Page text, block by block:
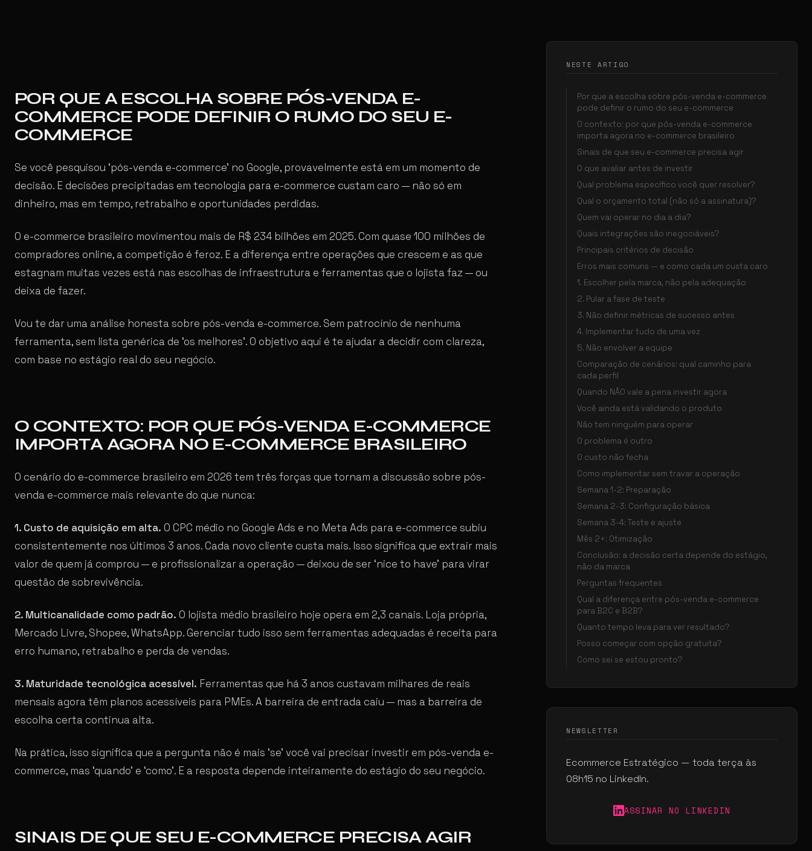
POR QUE A ESCOLHA SOBRE PÓS-VENDA E-
COMMERCE PODE DEFINIR O RUMO DO SEU E-
COMMERCE
Se você pesquisou ‘pós-venda e-commerce’ no Google, provavelmente está em um momento de
decisão. E decisões precipitadas em tecnologia para e-commerce custam caro — não só em
dinheiro, mas em tempo, retrabalho e oportunidades perdidas.
O e-commerce brasileiro movimentou mais de R$ 234 bilhões em 2025. Com quase 100 milhões de
compradores online, a competição é feroz. E a diferença entre operações que crescem e as que
estagnam muitas vezes está nas escolhas de infraestrutura e ferramentas que o lojista faz — ou
deixa de fazer.
Vou te dar uma análise honesta sobre pós-venda e-commerce. Sem patrocínio de nenhuma
ferramenta, sem lista genérica de ‘os melhores’. O objetivo aqui é te ajudar a decidir com clareza,
com base no estágio real do seu negócio.
O CONTEXTO: POR QUE PÓS-VENDA E-COMMERCE
IMPORTA AGORA NO E-COMMERCE BRASILEIRO
O cenário do e-commerce brasileiro em 2026 tem três forças que tornam a discussão sobre pós-
venda e-commerce mais relevante do que nunca:
1. Custo de aquisição em alta. O CPC médio no Google Ads e no Meta Ads para e-commerce subiu
consistentemente nos últimos 3 anos. Cada novo cliente custa mais. Isso significa que extrair mais
valor de quem já comprou — e profissionalizar a operação — deixou de ser ‘nice to have’ para virar
questão de sobrevivência.
2. Multicanalidade como padrão. O lojista médio brasileiro hoje opera em 2,3 canais. Loja própria,
Mercado Livre, Shopee, WhatsApp. Gerenciar tudo isso sem ferramentas adequadas é receita para
erro humano, retrabalho e perda de vendas.
3. Maturidade tecnológica acessível. Ferramentas que há 3 anos custavam milhares de reais
mensais agora têm planos acessíveis para PMEs. A barreira de entrada caiu — mas a barreira de
escolha certa continua alta.
Na prática, isso significa que a pergunta não é mais ‘se’ você vai precisar investir em pós-venda e-
commerce, mas ‘quando’ e ‘como’. E a resposta depende inteiramente do estágio do seu negócio.
SINAIS DE QUE SEU E-COMMERCE PRECISA AGIR
NESTE ARTIGO
Por que a escolha sobre pós-venda e-commerce
pode definir o rumo do seu e-commerce
O contexto: por que pós-venda e-commerce
importa agora no e-commerce brasileiro
Sinais de que seu e-commerce precisa agir
O que avaliar antes de investir
Qual problema específico você quer resolver?
Qual o orçamento total (não só a assinatura)?
Quem vai operar no dia a dia?
Quais integrações são inegociáveis?
Principais critérios de decisão
Erros mais comuns — e como cada um custa caro
1. Escolher pela marca, não pela adequação
2. Pular a fase de teste
3. Não definir métricas de sucesso antes
4. Implementar tudo de uma vez
5. Não envolver a equipe
Comparação de cenários: qual caminho para
cada perfil
Quando NÃO vale a pena investir agora
Você ainda está validando o produto
Não tem ninguém para operar
O problema é outro
O custo não fecha
Como implementar sem travar a operação
Semana 1-2: Preparação
Semana 2-3: Configuração básica
Semana 3-4: Teste e ajuste
Mês 2+: Otimização
Conclusão: a decisão certa depende do estágio,
não da marca
Perguntas frequentes
Qual a diferença entre pós-venda e-commerce
para B2C e B2B?
Quanto tempo leva para ver resultado?
Posso começar com opção gratuita?
Como sei se estou pronto?
NEWSLETTER
Ecommerce Estratégico — toda terça às
08h15 no LinkedIn.
ASSINAR NO LINKEDIN